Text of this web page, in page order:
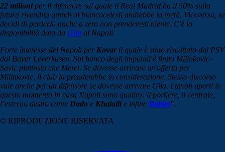
22 milioniper il difensore sul quale il Real Madrid ha il 50% sulla
futura rivendita quindi ai biancocelesti andrebbe la metà. Viceversa, se
decidi di perderlo anche a zero non prenderesti niente. C'è la
disponibilità data da Gila al Napoli.
Forte interesse del Napoli per Kovaril quale è stato riscattato dal PSV
dal Bayer Leverkusen. Sul banco degli imputati è finito Milinkovic-
Savic piuttosto che Meret. Se dovesse arrivare un'offerta per
Milinkovic, il club la prenderebbe in considerazione. Stesso discorso
vale anche per un difensore se dovesse arrivare Gila. I tavoli aperti in
questo momento in casa Napoli sono quattro: il portiere, il centrale,
l’esterno destro come Dodo e Khalailie infine Rabiot".
© RIPRODUZIONE RISERVATA